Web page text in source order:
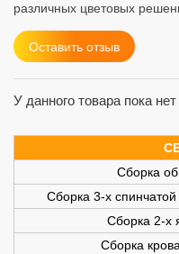
различных цветовых
Оставить отзыв
У данного товара пока
Сборка
Сборка 3-х
Сборка 2-х
Сборка